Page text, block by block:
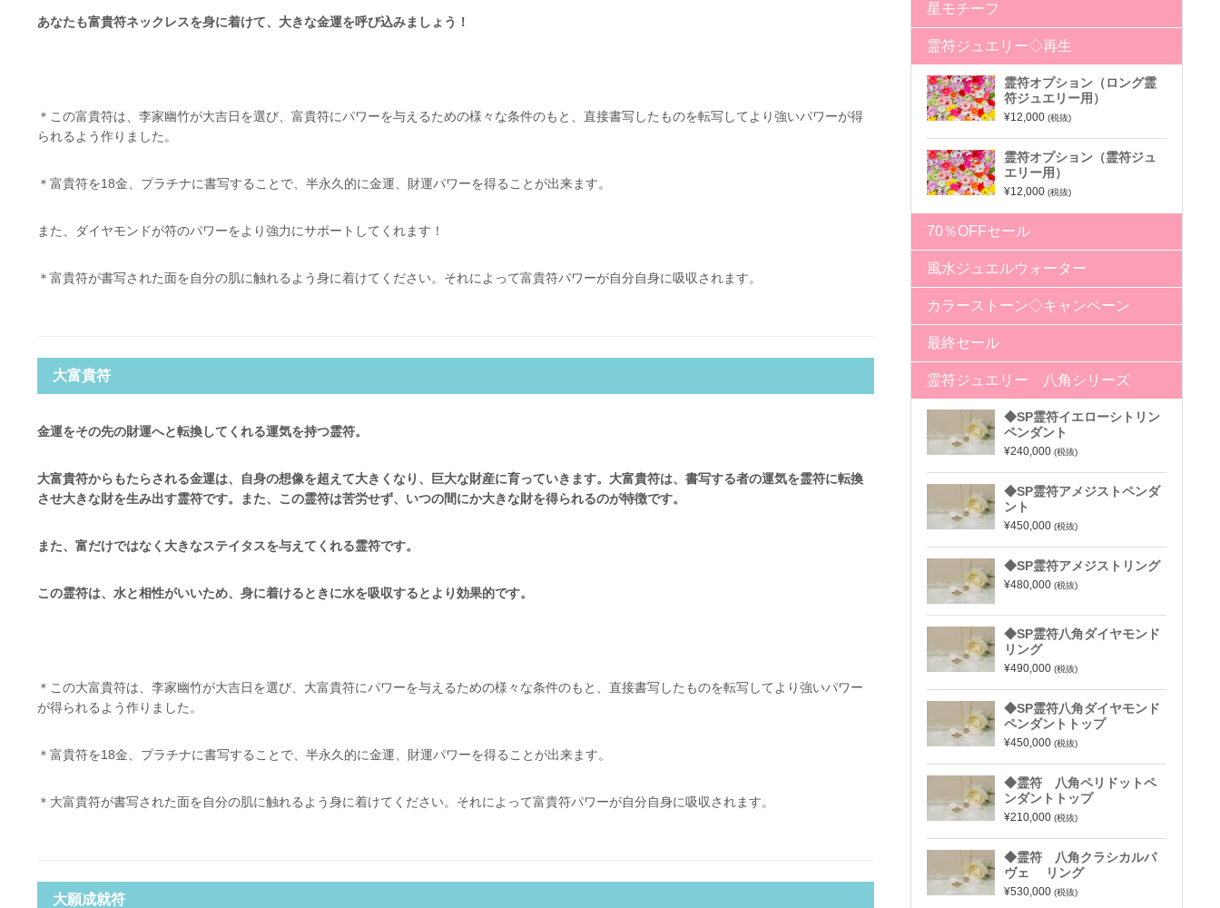
あなたも富貴符ネックレスを身に着けて、大きな金運を呼び込みましょう！
＊この富貴符は、李家幽竹が大吉日を選び、富貴符にパワーを与えるための様々な条件のもと、直接書写したものを転写してより強いパワーが得
られるよう作りました。
＊富貴符を18金、プラチナに書写することで、半永久的に金運、財運パワーを得ることが出来ます。
また、ダイヤモンドが符のパワーをより強力にサポートしてくれます！
＊富貴符が書写された面を自分の肌に触れるよう身に着けてください。それによって富貴符パワーが自分自身に吸収されます。
大富貴符
金運をその先の財運へと転換してくれる運気を持つ霊符。
大富貴符からもたらされる金運は、自身の想像を超えて大きくなり、巨大な財産に育っていきます。大富貴符は、書写する者の運気を霊符に転換
させ大きな財を生み出す霊符です。また、この霊符は苦労せず、いつの間にか大きな財を得られるのが特徴です。
また、富だけではなく大きなステイタスを与えてくれる霊符です。
この霊符は、水と相性がいいため、身に着けるときに水を吸収するとより効果的です。
＊この大富貴符は、李家幽竹が大吉日を選び、大富貴符にパワーを与えるための様々な条件のもと、直接書写したものを転写してより強いパワー
が得られるよう作りました。
＊富貴符を18金、プラチナに書写することで、半永久的に金運、財運パワーを得ることが出来ます。
＊大富貴符が書写された面を自分の肌に触れるよう身に着けてください。それによって富貴符パワーが自分自身に吸収されます。
大願成就符
星モチーフ
霊符ジュエリー◇再生
霊符オプション（ロング霊
符ジュエリー用）
¥12,000 (税抜)
霊符オプション（霊符ジュ
エリー用）
¥12,000 (税抜)
70％OFFセール
風水ジュエルウォーター
カラーストーン◇キャンペーン
最終セール
霊符ジュエリー 八角シリーズ
◆SP霊符イエローシトリン
ペンダント
¥240,000 (税抜)
◆SP霊符アメジストペンダ
ント
¥450,000 (税抜)
◆SP霊符アメジストリング
¥480,000 (税抜)
◆SP霊符八角ダイヤモンド
リング
¥490,000 (税抜)
◆SP霊符八角ダイヤモンド
ペンダントトップ
¥450,000 (税抜)
◆霊符 八角ペリドットペ
ンダントトップ
¥210,000 (税抜)
◆霊符 八角クラシカルパ
ヴェ リング
¥530,000 (税抜)